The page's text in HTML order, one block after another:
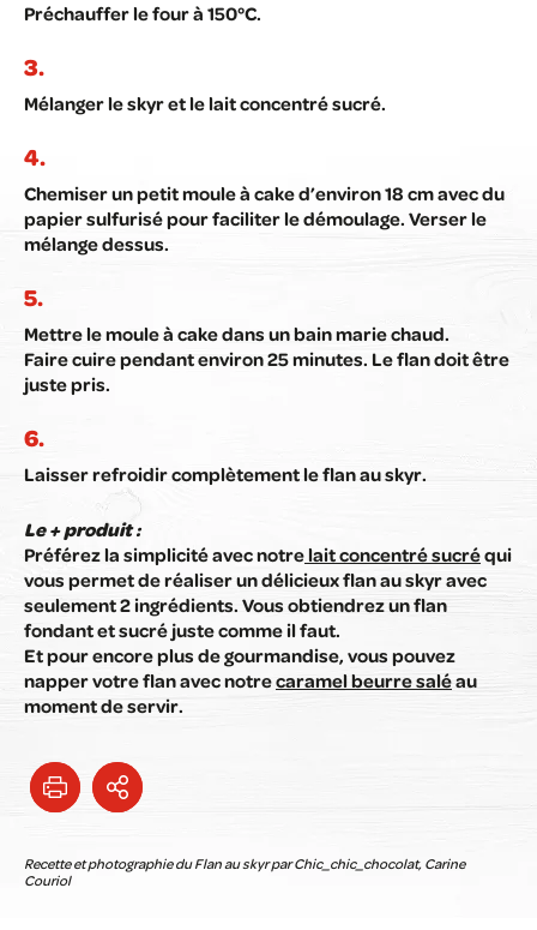
Préchauffer le four à 150°C.
Mélanger le skyr et le lait concentré sucré.
Chemiser un petit moule à cake d’environ 18 cm avec du
papier sulfurisé pour faciliter le démoulage. Verser le
mélange dessus.
Mettre le moule à cake dans un bain marie chaud.
Faire cuire pendant environ 25 minutes. Le flan doit être
juste pris.
Laisser refroidir complètement le flan au skyr.
Le + produit :
Préférez la simplicité avec notrelait concentré sucréqui
vous permet de réaliser un délicieux flan au skyr avec
seulement 2 ingrédients. Vous obtiendrez un flan
fondant et sucré juste comme il faut.
Et pour encore plus de gourmandise, vous pouvez
napper votre flan avec notrecaramel beurre saléau
moment de servir.
Recette et photographie du Flan au skyr par Chic_chic_chocolat, Carine
Couriol